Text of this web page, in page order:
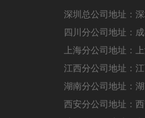
深圳总公司地址：
四川分公司地址：
上海分公司地址：
江西分公司地址：
湖南分公司地址：
西安分公司地址：